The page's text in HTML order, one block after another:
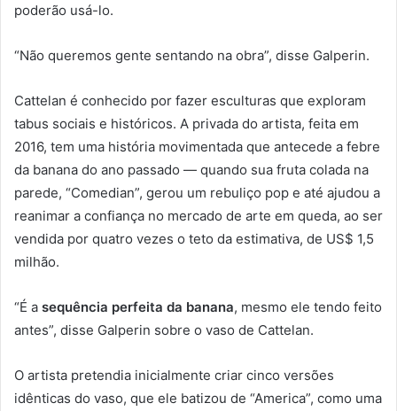
poderão usá-lo.
“Não queremos gente sentando na obra”, disse Galperin.
Cattelan é conhecido por fazer esculturas que exploram
tabus sociais e históricos. A privada do artista, feita em
2016, tem uma história movimentada que antecede a febre
da banana do ano passado — quando sua fruta colada na
parede, “Comedian”, gerou um rebuliço pop e até ajudou a
reanimar a confiança no mercado de arte em queda, ao ser
vendida por quatro vezes o teto da estimativa, de US$ 1,5
milhão.
“É a sequência perfeita da banana, mesmo ele tendo feito
antes”, disse Galperin sobre o vaso de Cattelan.
O artista pretendia inicialmente criar cinco versões
idênticas do vaso, que ele batizou de “America”, como uma